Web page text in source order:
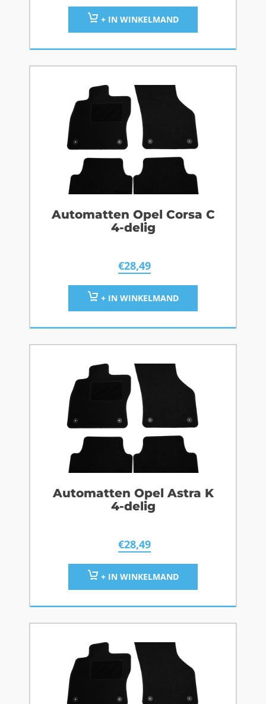
+ IN WINKELMAND
Automatten Opel Corsa C
4-delig
€28,49
+ IN WINKELMAND
Automatten Opel Astra K
4-delig
€28,49
+ IN WINKELMAND